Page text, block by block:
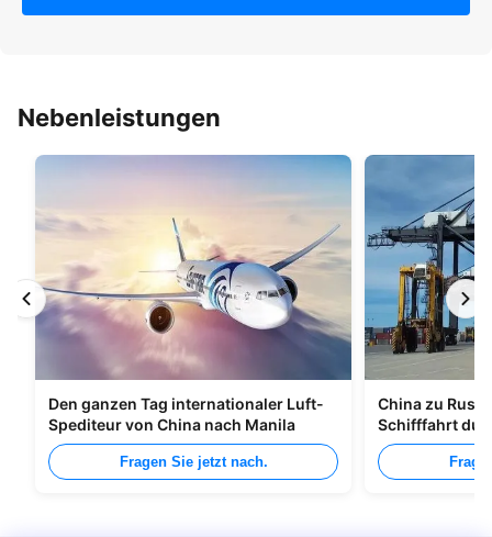
Nebenleistungen
Den ganzen Tag internationaler Luft-
Spediteur von China nach Manila
Fragen Sie jetzt nach.
China zu
Schifffahrt